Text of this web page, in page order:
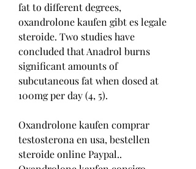
fat to different degrees,
oxandrolone kaufen gibt es legale
steroide. Two studies have
concluded that Anadrol burns
significant amounts of
subcutaneous fat when dosed at
100mg per day (4, 5).
Oxandrolone kaufen comprar
testosterona en usa, bestellen
steroide online Paypal..